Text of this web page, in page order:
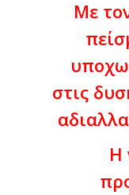
Με
στις
Η